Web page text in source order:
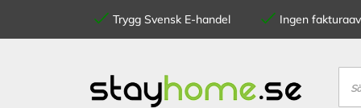
Trygg Svensk E-handel Ingen
innehållet
Sök